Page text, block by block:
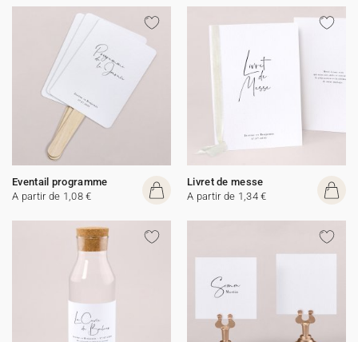
Eventail programme
A partir de 1,08 €
Livret de messe
A partir de 1,34 €